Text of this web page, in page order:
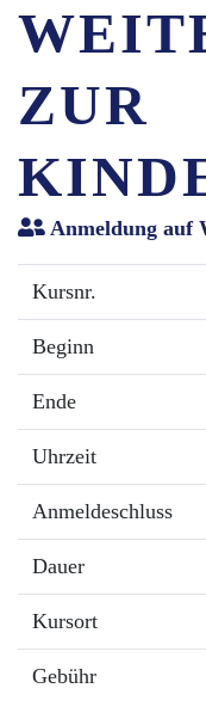
ZUR
Anmeldung auf
Kursnr.
Beginn
Ende
Uhrzeit
Anmeldeschluss
Dauer
Kursort
Gebühr